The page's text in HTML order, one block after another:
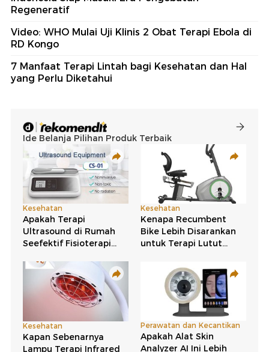
Regeneratif
Video: WHO Mulai Uji Klinis 2 Obat Terapi Ebola di
RD Kongo
7 Manfaat Terapi Lintah bagi Kesehatan dan Hal
yang Perlu Diketahui